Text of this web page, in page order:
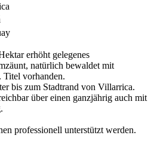
erhöht gelegenes
natürlich bewaldet mit
Titel vorhanden.
bis zum Stadtrand von Villarrica.
über einen ganzjährig auch mit
professionell unterstützt werden.